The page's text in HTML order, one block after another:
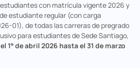
con matrícula vigente 2026 y
estudiante regular (con carga
01), de todas las carreras de pregrado
para estudiantes de Sede Santiago,
1° de abril 2026 hasta el 31 de marzo